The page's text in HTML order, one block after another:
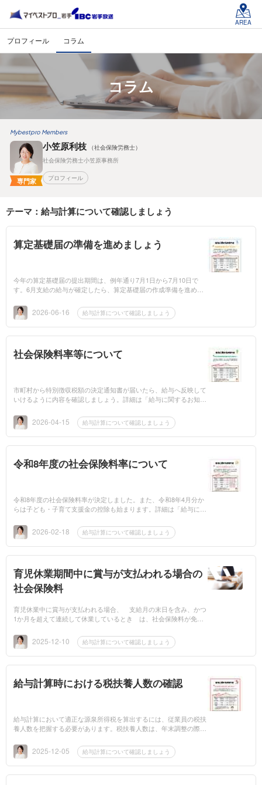
AREA
プロフィール コラム
コラム
Mybestpro Members
専門家
小笠原利枝
（社会保険労務士）
社会保険労務士小笠原事務所
プロフィール
テーマ：給与計算について確認しましょう
算定基礎届の準備を進めましょう
今年の算定基礎届の提出期間は、例年通り7月1日から7月10日で
す。6月支給の給与が確定したら、算定基礎届の作成準備を進めま
2026-06-16 給与計算について確認しましょう
社会保険料率等について
市町村から特別徴収税額の決定通知書が届いたら、給与へ反映して
いけるように内容を確認しましょう。詳細は「給与に関するお知ら
2026-04-15 給与計算について確認しましょう
令和8年度の社会保険料率について
令和8年度の社会保険料率が決定しました。また、令和8年4月分か
らは子ども・子育て支援金の控除も始まります。詳細は「給与に関
2026-02-18 給与計算について確認しましょう
育児休業期間中に賞与が支払われる場合の
社会保険料
育児休業中に賞与が支払われる場合、 支給月の末日を含み、かつ
1か月を超えて連続して休業しているとき は、社会保険料が免除
12月31日が含まれ...
2025-12-10 給与計算について確認しましょう
給与計算時における税扶養人数の確認
給与計算において適正な源泉所得税を算出するには、従業員の税扶
養人数を把握する必要があります。税扶養人数は、年末調整の際に
より確認しましょ...
2025-12-05 給与計算について確認しましょう